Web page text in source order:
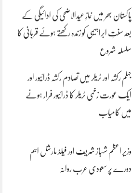
پاکستان بھر میں نمازِ عیدالاضحی کی ادائیگی کے
بعد سنتِ ابراہیمی کو زندہ رکھتے ہوئے قربانی کا
سلسلہ شروع
جہلم رکشہ اور ٹریلر میں تصادم رکشہ ڈرائیور اور
ایک عورت زخمی ٹریلر کا ڈرائیور فرار ہونے
میں کامیاب
وزیر اعظم شہباز شریف اور فیلڈ مارشل اہم
دورے پر سعودی عرب روانہ